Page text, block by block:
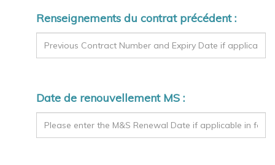
Renseignements du contrat précédent :
Date de renouvellement MS :